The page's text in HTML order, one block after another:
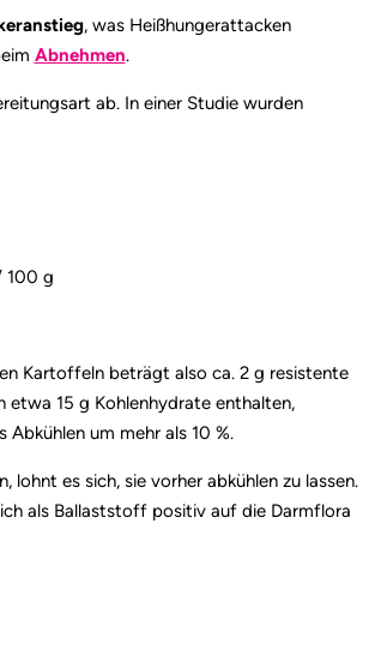
, was Heißhungerattacken
Abnehmen.
ab. In einer Studie wurden
100 g
Kartoffeln beträgt also ca. 2 g resistente
etwa 15 g Kohlenhydrate enthalten,
um mehr als 10 %.
lohnt es sich, sie vorher abkühlen zu lassen.
als Ballaststoff positiv auf die Darmflora